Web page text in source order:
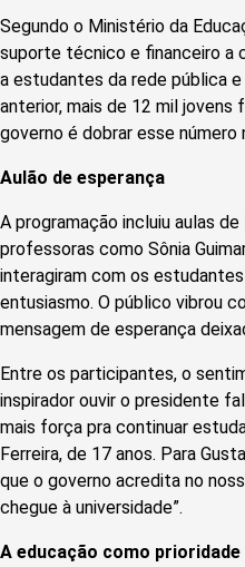
Segundo o Ministério da
suporte técnico e financeiro a
a estudantes da rede pública
anterior, mais de 12 mil
governo é dobrar esse número
Aulão de esperança
A programação incluiu aulas
professoras como Sônia
interagiram com os
entusiasmo. O público vibrou
mensagem de esperança
Entre os participantes, o
inspirador ouvir o presidente
mais força pra continuar
Ferreira, de 17 anos. Para
que o governo acredita no
chegue à universidade”.
A educação como prioridade